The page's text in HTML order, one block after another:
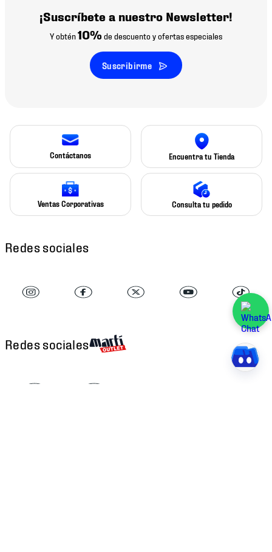
¡Suscríbete a nuestro Newsletter!
Y obtén10% de descuento y ofertas especiales
Suscribirme
Contáctanos Encuentra tu Tienda
Ventas Corporativas Consulta tu pedido
Redes sociales
Redes sociales